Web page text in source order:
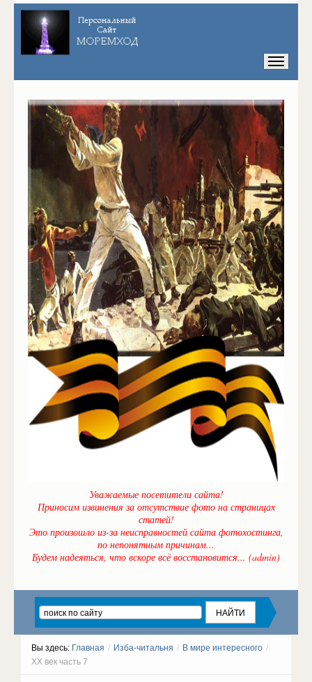
Уважаемые посетители сайта!
Приносим извинения за отсутствие фото на страницах
статей!
Это произошло из-за неисправностей сайта фотохостинга,
по непонятным причинам...
Будем надеяться, что вскоре всё восстановится... (admin)
Вы здесь: Главная / Изба-читальня / В мире интересного /
ХХ век часть 7